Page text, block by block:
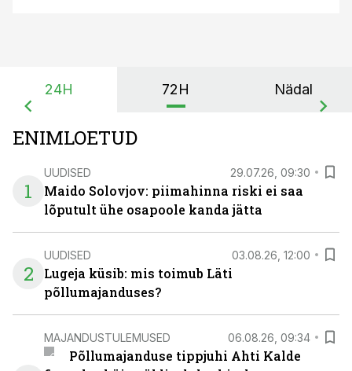
24H 72H Nädal
ENIMLOETUD
1
UUDISED 29.07.26, 09:30
Maido Solovjov: piimahinna riski ei saa
lõputult ühe osapoole kanda jätta
2
UUDISED 03.08.26, 12:00
Lugeja küsib: mis toimub Läti
põllumajanduses?
MAJANDUSTULEMUSED 06.08.26, 09:34
Põllumajanduse tippjuhi Ahti Kalde